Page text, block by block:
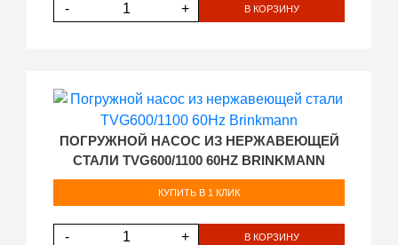
- + В КОРЗИНУ
ПОГРУЖНОЙ НАСОС ИЗ НЕРЖАВЕЮЩЕЙ
СТАЛИ TVG600/1100 60HZ BRINKMANN
КУПИТЬ В 1 КЛИК
- + В КОРЗИНУ